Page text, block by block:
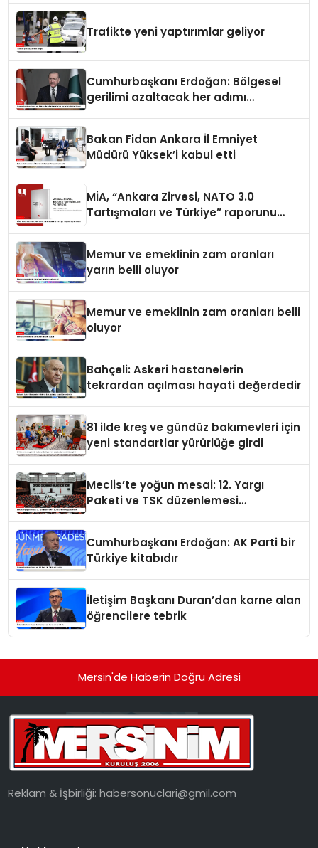
Trafikte yeni yaptırımlar geliyor
Cumhurbaşkanı Erdoğan: Bölgesel
gerilimi azaltacak her adımı
Bakan Fidan Ankara İl Emniyet
Müdürü Yüksek’i kabul etti
MİA, “Ankara Zirvesi, NATO 3.0
Tartışmaları ve Türkiye” raporunu
Memur ve emeklinin zam oranları
yarın belli oluyor
Memur ve emeklinin zam oranları belli
oluyor
Bahçeli: Askeri hastanelerin
tekrardan açılması hayati değerdedir
81 ilde kreş ve gündüz bakımevleri için
yeni standartlar yürürlüğe girdi
Meclis’te yoğun mesai: 12. Yargı
Paketi ve TSK düzenlemesi
Cumhurbaşkanı Erdoğan: AK Parti bir
Türkiye kitabıdır
İletişim Başkanı Duran’dan karne alan
öğrencilere tebrik
Mersin'de Haberin Doğru Adresi
Reklam & İşbirliği:habersonuclari@gmil.com